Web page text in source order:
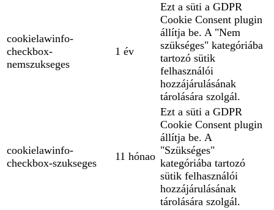
cookielawinfo-
checkbox-
nemszukseges
1 év
Ezt a süti a GDPR
Cookie Consent plugin
állítja be. A "Nem
szükséges" kategóriába
tartozó sütik
felhasználói
hozzájárulásának
tárolására szolgál.
cookielawinfo-
checkbox-szukseges
11 hónao
Ezt a süti a GDPR
Cookie Consent plugin
állítja be. A
"Szükséges"
kategóriába tartozó
sütik felhasználói
hozzájárulásának
tárolására szolgál.